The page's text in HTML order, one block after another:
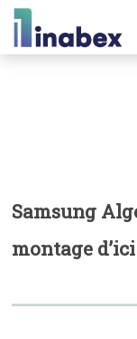
Samsung
montage